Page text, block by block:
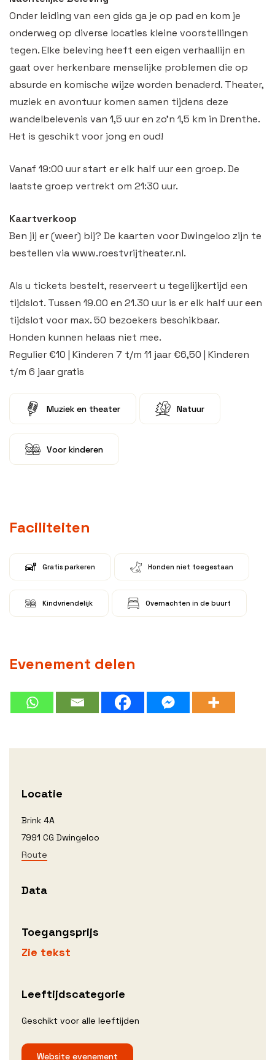
Onder leiding van een gids ga je op pad en kom je
onderweg op diverse locaties kleine voorstellingen
tegen. Elke beleving heeft een eigen verhaallijn en
gaat over herkenbare menselijke problemen die op
absurde en komische wijze worden benaderd. Theater,
muziek en avontuur komen samen tijdens deze
wandelbelevenis van 1,5 uur en zo’n 1,5 km in Drenthe.
Het is geschikt voor jong en oud!
Vanaf 19:00 uur start er elk half uur een groep. De
laatste groep vertrekt om 21:30 uur.
Kaartverkoop
Ben jij er (weer) bij? De kaarten voor Dwingeloo zijn te
bestellen via www.roestvrijtheater.nl.
Als u tickets bestelt, reserveert u tegelijkertijd een
tijdslot. Tussen 19.00 en 21.30 uur is er elk half uur een
tijdslot voor max. 50 bezoekers beschikbaar.
Honden kunnen helaas niet mee.
Regulier €10 | Kinderen 7 t/m 11 jaar €6,50 | Kinderen
t/m 6 jaar gratis
Muziek en theater Natuur
Voor kinderen
Faciliteiten
Gratis parkeren Honden niet toegestaan
Kindvriendelijk Overnachten in de buurt
Evenement delen
Locatie
Brink 4A
7991 CG Dwingeloo
Route
Data
Toegangsprijs
Zie tekst
Leeftijdscategorie
Geschikt voor alle leeftijden
Website evenement